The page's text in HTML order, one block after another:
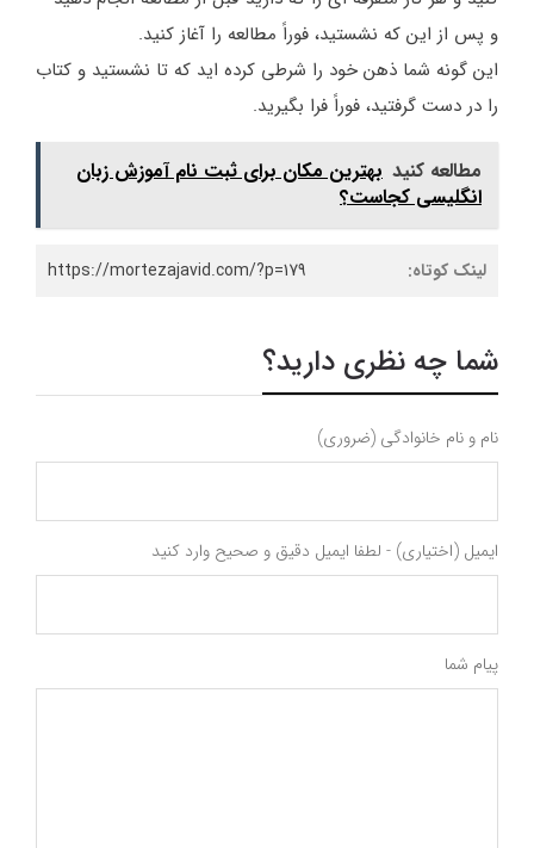
و پس از این که نشستید، فوراً مطالعه را آغاز کنید.
این گونه شما ذهن خود را شرطی کرده اید که تا نشستید و کتاب
را در دست گرفتید، فوراً فرا بگیرید.
مطالعه کنید بهترین مکان برای ثبت نام آموزش زبان
انگلیسی کجاست؟
لینک کوتاه: https://mortezajavid.com/?p=179
شما چه نظری دارید؟
نام و نام خانوادگی (ضروری)
ایمیل (اختیاری) - لطفا ایمیل دقیق و صحیح وارد کنید
پیام شما